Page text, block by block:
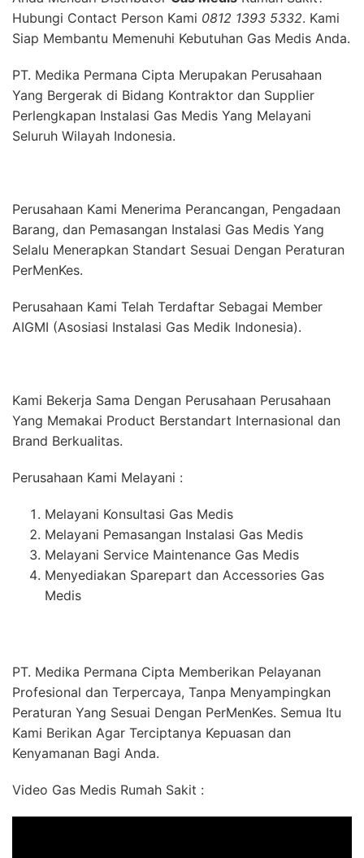
Hubungi Contact Person Kami 0812 1393 5332. Kami
Siap Membantu Memenuhi Kebutuhan Gas Medis Anda.
PT. Medika Permana Cipta Merupakan Perusahaan
Yang Bergerak di Bidang Kontraktor dan Supplier
Perlengkapan Instalasi Gas Medis Yang Melayani
Seluruh Wilayah Indonesia.
Perusahaan Kami Menerima Perancangan, Pengadaan
Barang, dan Pemasangan Instalasi Gas Medis Yang
Selalu Menerapkan Standart Sesuai Dengan Peraturan
PerMenKes.
Perusahaan Kami Telah Terdaftar Sebagai Member
AIGMI (Asosiasi Instalasi Gas Medik Indonesia).
Kami Bekerja Sama Dengan Perusahaan Perusahaan
Yang Memakai Product Berstandart Internasional dan
Brand Berkualitas.
Perusahaan Kami Melayani :
Melayani Konsultasi Gas Medis
Melayani Pemasangan Instalasi Gas Medis
Melayani Service Maintenance Gas Medis
Menyediakan Sparepart dan Accessories Gas
Medis
PT. Medika Permana Cipta Memberikan Pelayanan
Profesional dan Terpercaya, Tanpa Menyampingkan
Peraturan Yang Sesuai Dengan PerMenKes. Semua Itu
Kami Berikan Agar Terciptanya Kepuasan dan
Kenyamanan Bagi Anda.
Video Gas Medis Rumah Sakit :